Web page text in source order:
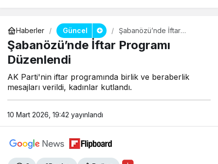
Haberler Güncel
Şabanözü’nde İftar
Şabanözü’nde İftar Programı
Düzenlendi
AK Parti'nin iftar programında birlik ve beraberlik
mesajları verildi, kadınlar kutlandı.
10 Mart 2026, 19:42 yayınlandı